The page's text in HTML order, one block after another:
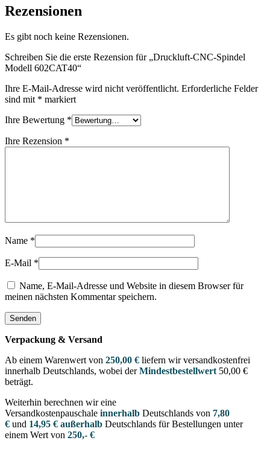
Rezensionen
Es gibt noch keine Rezensionen.
Schreiben Sie die erste Rezension für „Druckluft-CNC-Spindel
Modell 602CAT40“
Ihre E-Mail-Adresse wird nicht veröffentlicht. Erforderliche Felder
sind mit * markiert
Ihre Bewertung *
Ihre Rezension *
Name *
E-Mail *
Name, E-Mail-Adresse und Website in diesem Browser für
meinen nächsten Kommentar speichern.
Verpackung & Versand
Ab einem Warenwert von 250,00 € liefern wir versandkostenfrei
innerhalb Deutschlands, wobei derMindestbestellwert 50,00 €
beträgt.
Weiterhin berechnen wir eine
Versandkostenpauschale innerhalb Deutschlands von 7,80
€ und 14,95 € außerhalb Deutschlands für Bestellungen unter
einem Wert von 250,- €